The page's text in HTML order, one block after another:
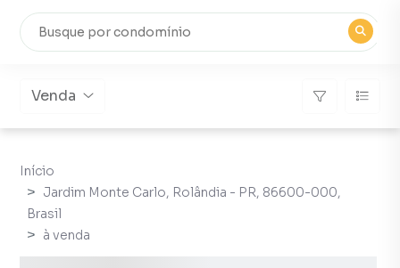
Venda
Início
Jardim Monte Carlo, Rolândia - PR, 86600-000,
Brasil
à venda